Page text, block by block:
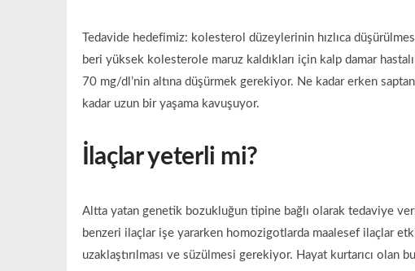
Tedavide hedefimiz: kolesterol düzeylerinin hızlıca
beri yüksek kolesterole maruz kaldıkları için kalp damar
70 mg/dl’nin altına düşürmek gerekiyor. Ne kadar erken
kadar uzun bir yaşama kavuşuyor.
İlaçlar yeterli mi?
Altta yatan genetik bozukluğun tipine bağlı olarak tedaviye
benzeri ilaçlar işe yararken homozigotlarda maalesef ilaçlar
uzaklaştırılması ve süzülmesi gerekiyor. Hayat kurtarıcı